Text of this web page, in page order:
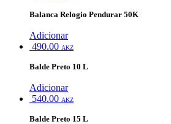
Balanca Relogio Pendurar 50K
Adicionar
490.00 AKZ
Balde Preto 10 L
Adicionar
540.00 AKZ
Balde Preto 15 L